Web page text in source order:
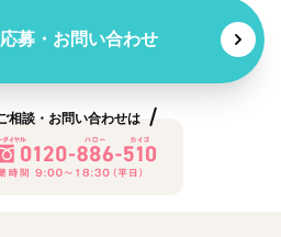
募・お問い合わせ
相談・お問い合わせは